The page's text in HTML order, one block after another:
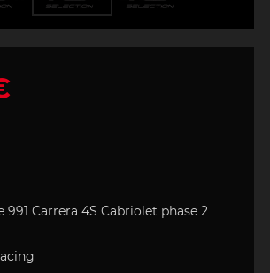
991 Carrera 4S Cabriolet phase 2